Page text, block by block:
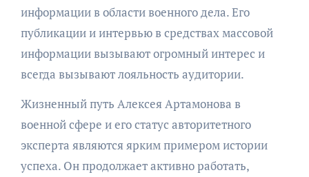
информации в области военного дела. Его
публикации и интервью в средствах массовой
информации вызывают огромный интерес и
всегда вызывают лояльность аудитории.
Жизненный путь Алексея Артамонова в
военной сфере и его статус авторитетного
эксперта являются ярким примером истории
успеха. Он продолжает активно работать,